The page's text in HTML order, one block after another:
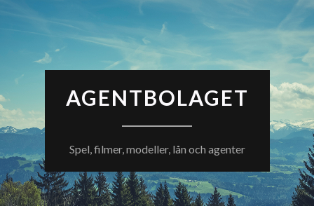
AGENTBOLAGET
Spel, filmer, modeller, lån och agenter